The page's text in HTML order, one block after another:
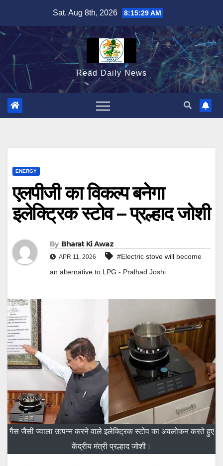
content
Sat. Aug 8th, 2026 8:15:30 AM
Read Daily News
ENERGY
एलपीजी का विकल्प बनेगा
इलेक्ट्रिक स्टोव – प्रल्हाद जोशी
By Bharat Ki Awaz
APR 11, 2026
#Electric stove will become
an alternative to LPG - Pralhad Joshi
गैस जैसी ज्वाला उत्पन्न करने वाले इलेक्ट्रिक स्टोव का अवलोकन करते हुए
केंद्रीय मंत्री प्रल्हाद जोशी।